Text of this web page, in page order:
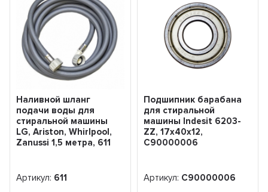
Наливной шланг
подачи воды для
стиральной машины
LG, Ariston, Whirlpool,
Zanussi 1,5 метра, 611
Артикул: 611
Подшипник барабана
для стиральной
машины Indesit 6203-
ZZ, 17x40x12,
C90000006
Артикул: C90000006